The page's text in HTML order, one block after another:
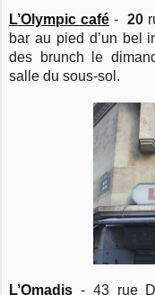
L’Olympic café - 20
bar au pied d’un bel
des brunch le
salle du sous-sol.
L’Omadis - 43 rue